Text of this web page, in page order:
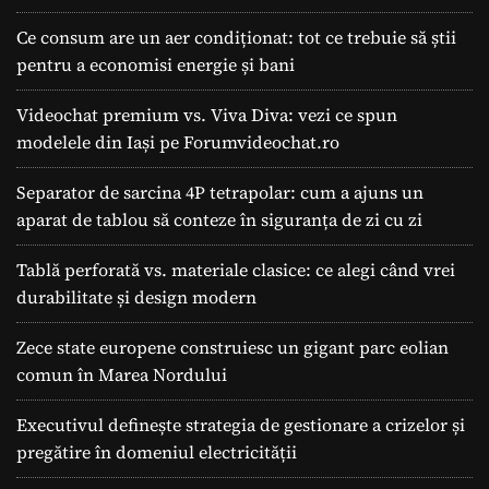
Ce consum are un aer condiționat: tot ce trebuie să știi
pentru a economisi energie și bani
Videochat premium vs. Viva Diva: vezi ce spun
modelele din Iași pe Forumvideochat.ro
Separator de sarcina 4P tetrapolar: cum a ajuns un
aparat de tablou să conteze în siguranța de zi cu zi
Tablă perforată vs. materiale clasice: ce alegi când vrei
durabilitate și design modern
Zece state europene construiesc un gigant parc eolian
comun în Marea Nordului
Executivul definește strategia de gestionare a crizelor și
pregătire în domeniul electricității